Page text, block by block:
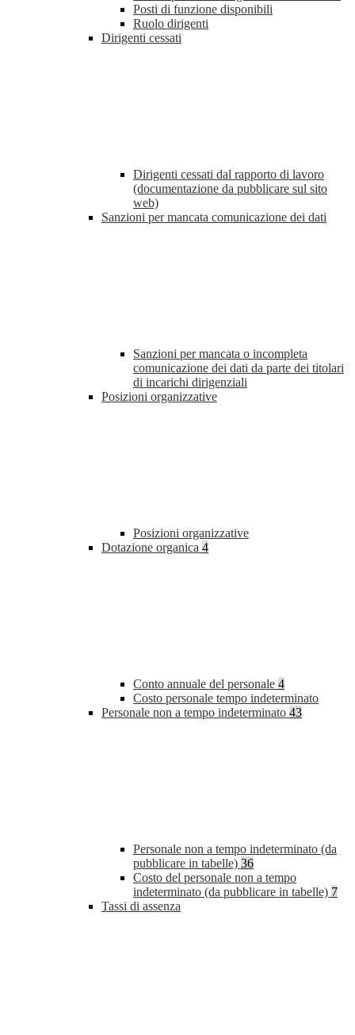
Posti di funzione disponibili
Ruolo dirigenti
Dirigenti cessati
Dirigenti cessati dal rapporto di lavoro
(documentazione da pubblicare sul sito
web)
Sanzioni per mancata comunicazione dei dati
Sanzioni per mancata o incompleta
comunicazione dei dati da parte dei titolari
di incarichi dirigenziali
Posizioni organizzative
Posizioni organizzative
Dotazione organica 4
Conto annuale del personale 4
Costo personale tempo indeterminato
Personale non a tempo indeterminato 43
Personale non a tempo indeterminato (da
pubblicare in tabelle) 36
Costo del personale non a tempo
indeterminato (da pubblicare in tabelle) 7
Tassi di assenza